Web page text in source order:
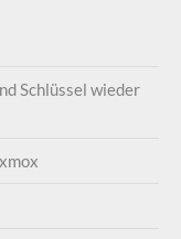
Schlüssel wieder